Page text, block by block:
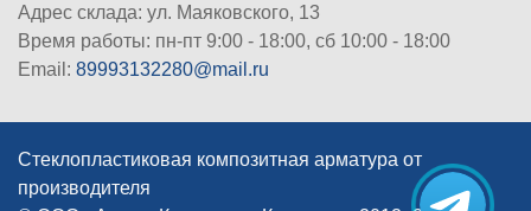
Адрес склада: ул. Маяковского, 13
Время работы: пн-пт 9:00 - 18:00, сб 10:00 - 18:00
Email: 89993132280@mail.ru
Стеклопластиковая композитная арматура от
производителя